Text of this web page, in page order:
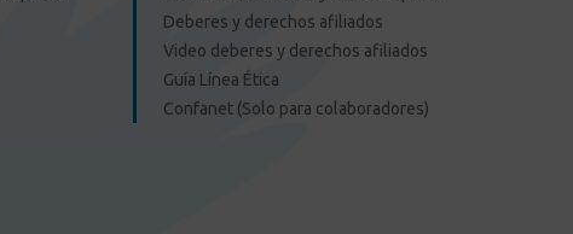
Deberes y derechos afiliados
Video deberes y derechos afiliados
Guía Línea Ética
Confanet (Solo para colaboradores)